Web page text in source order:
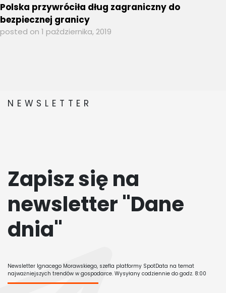
Polska przywróciła dług zagraniczny do
bezpiecznej granicy
posted on 1 października, 2019
NEWSLETTER
Zapisz się na
newsletter "Dane
dnia"
Newsletter Ignacego Morawskiego, szefla platformy SpotData na temat
najważniejszych trendów w gospodarce. Wysyłany codziennie do godz. 8:00